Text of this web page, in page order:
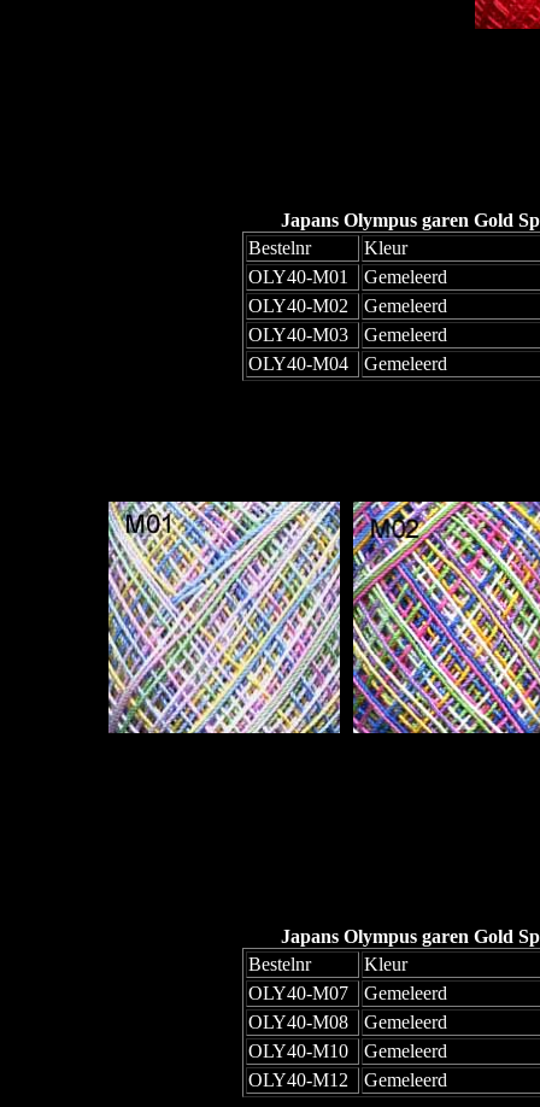
Japans Olympus garen Gold
Bestelnr
Kleur
OLY40-M01
Gemeleerd
OLY40-M02
Gemeleerd
OLY40-M03
Gemeleerd
OLY40-M04
Gemeleerd
Japans Olympus garen Gold
Bestelnr
Kleur
OLY40-M07
Gemeleerd
OLY40-M08
Gemeleerd
OLY40-M10
Gemeleerd
OLY40-M12
Gemeleerd